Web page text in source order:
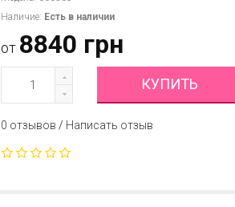
Наличие: Есть в наличии
от 8840 грн
КУПИТЬ
0 отзывов / Написать отзыв